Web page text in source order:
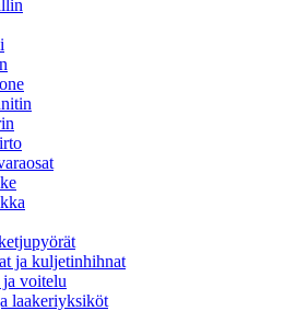
ja kuljetinhihnat
voitelu
laakeriyksiköt